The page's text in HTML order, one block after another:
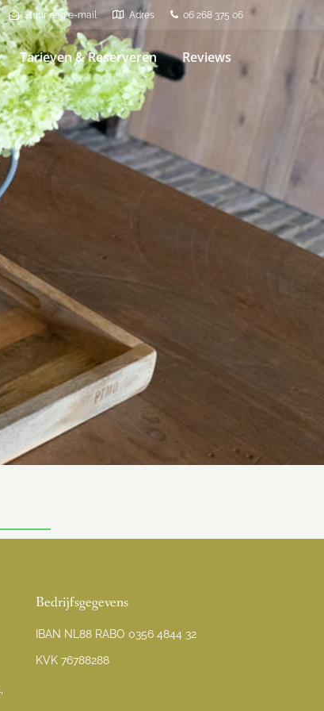
Stuur een e-mail Adres 06 268 375 06
Tarieven & Reserveren Reviews
Bedrijfsgegevens
IBAN NL88 RABO 0356 4844 32
KVK 76788288